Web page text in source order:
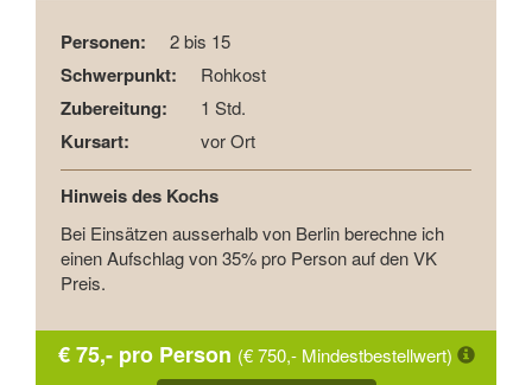
Personen: 2 bis 15
Schwerpunkt: Rohkost
Zubereitung: 1 Std.
Kursart: vor Ort
Hinweis des Kochs
Bei Einsätzen ausserhalb von Berlin berechne ich
einen Aufschlag von 35% pro Person auf den VK
Preis.
€ 75,- pro Person (€ 750,- Mindestbestellwert)